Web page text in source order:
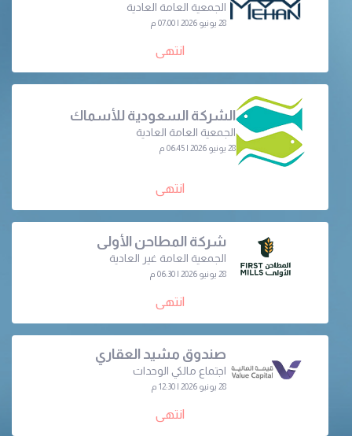
الجمعية العامة العادية
28 يونيو 2026 | 07:00 م
انتهى
الشركة السعودية للأسماك
الجمعية العامة العادية
28 يونيو 2026 | 06:45 م
انتهى
شركة المطاحن الأولى
الجمعية العامة غير العادية
28 يونيو 2026 | 06:30 م
انتهى
صندوق مشيد العقاري
اجتماع مالكي الوحدات
28 يونيو 2026 | 12:30 م
انتهى